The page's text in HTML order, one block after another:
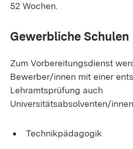
52 Wochen.
Gewerbliche Schulen
Zum Vorbereitungsdienst
Bewerber/innen mit einer
Lehramtsprüfung auch
Universitätsabsolventen/
Technikpädagogik